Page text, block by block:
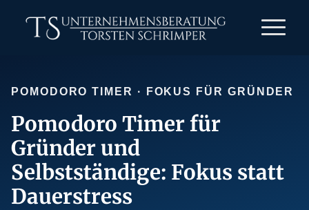
POMODORO TIMER · FOKUS FÜR GRÜNDER
Pomodoro Timer für
Gründer und
Selbstständige: Fokus statt
Dauerstress